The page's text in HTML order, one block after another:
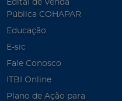
Edital de Venda
Pública COHAPAR
Educação
E-sic
Fale Conosco
ITBI Online
Plano de Ação para